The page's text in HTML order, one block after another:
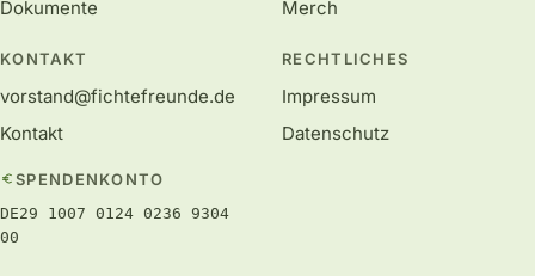
Dokumente
Merch
KONTAKT
vorstand@fichtefreunde.de
Kontakt
SPENDENKONTO
DE29 1007 0124 0236 9304
00
RECHTLICHES
Impressum
Datenschutz